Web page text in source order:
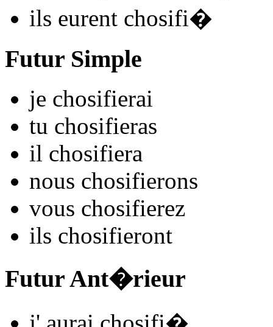
ils eurent chosifi�
Futur Simple
je chosifierai
tu chosifieras
il chosifiera
nous chosifierons
vous chosifierez
ils chosifieront
Futur Ant�rieur